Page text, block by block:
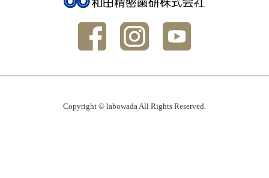
Copyright © labowada All Rights Reserved.